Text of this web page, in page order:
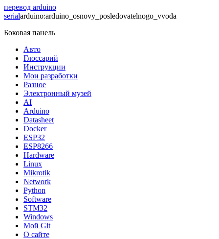
перевод arduino
serialarduino:arduino_osnovy_posledovatelnogo_vvoda
Боковая панель
Авто
Глоссарий
Инструкции
Мои разработки
Разное
Электронный музей
AI
Arduino
Datasheet
Docker
ESP32
ESP8266
Hardware
Linux
Mikrotik
Network
Python
Software
STM32
Windows
Мой Git
О сайте